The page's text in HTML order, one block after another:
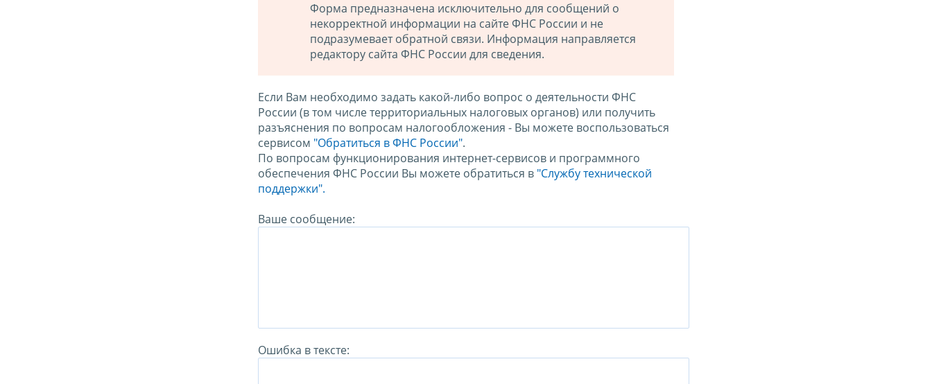
Форма предназначена исключительно для сообщений о
некорректной информации на сайте ФНС России и не
подразумевает обратной связи. Информация направляется
редактору сайта ФНС России для сведения.
Если Вам необходимо задать какой-либо вопрос о деятельности ФНС
России (в том числе территориальных налоговых органов) или получить
разъяснения по вопросам налогообложения - Вы можете воспользоваться
сервисом "Обратиться в ФНС России".
По вопросам функционирования интернет-сервисов и программного
обеспечения ФНС России Вы можете обратиться в "Службу технической
поддержки".
Ваше сообщение:
Ошибка в тексте: